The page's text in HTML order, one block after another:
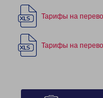
Тарифы на
Тарифы на